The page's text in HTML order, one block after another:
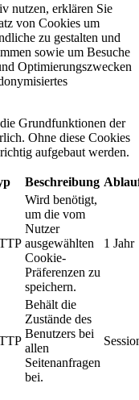
nutzen, erklären Sie
von Cookies um
zu gestalten und
sowie um Besuche
Optimierungszwecken
Grundfunktionen der
Ohne diese Cookies
aufgebaut werden.
Beschreibung
Wird benötigt,
um die vom
Nutzer
ausgewählten
Cookie-
Präferenzen zu
speichern.
1 Jahr
Behält die
Zustände des
Benutzers bei
allen
Seitenanfragen
bei.